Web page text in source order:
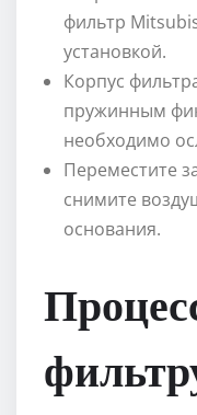
фильтр
установкой.
Корпус
пружинным
необходимо
Переместите
снимите
основания.